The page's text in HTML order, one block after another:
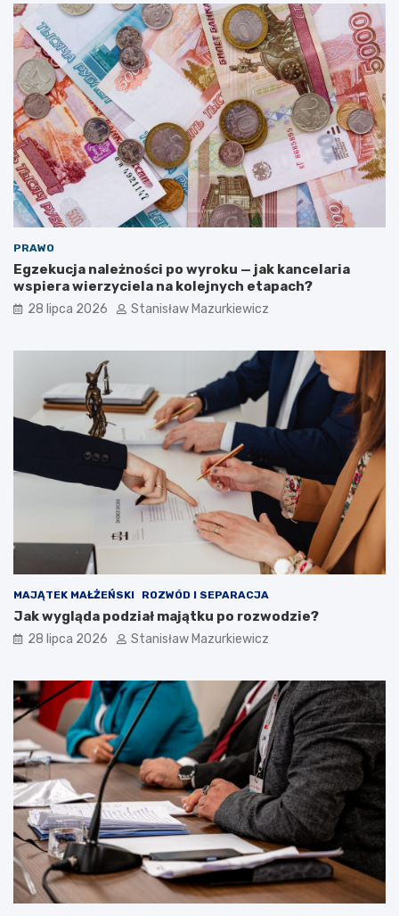
PRAWO
Egzekucja należności po wyroku — jak kancelaria
wspiera wierzyciela na kolejnych etapach?
28 lipca 2026 Stanisław Mazurkiewicz
MAJĄTEK MAŁŻEŃSKI ROZWÓD I SEPARACJA
Jak wygląda podział majątku po rozwodzie?
28 lipca 2026 Stanisław Mazurkiewicz